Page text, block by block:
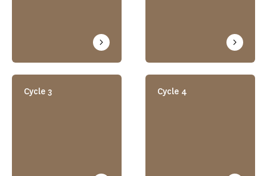
Cycle 3 Cycle 4